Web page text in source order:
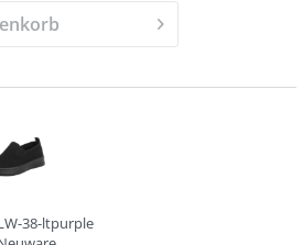
38-ltpurple